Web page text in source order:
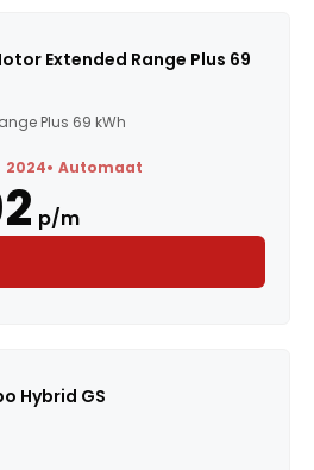
Extended Range Plus 69
Plus 69 kWh
2024 Automaat
p/m
Hybrid GS